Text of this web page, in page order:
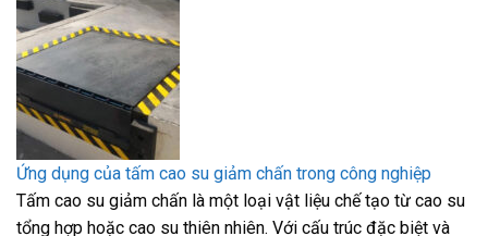
Ứng dụng của tấm cao su giảm chấn trong công nghiệp
Tấm cao su giảm chấn là một loại vật liệu chế tạo từ cao su
tổng hợp hoặc cao su thiên nhiên. Với cấu trúc đặc biệt và